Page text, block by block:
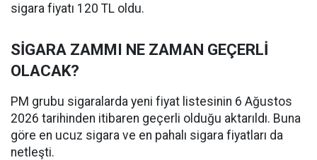
sigara fiyatı 120 TL oldu.
SİGARA ZAMMI NE ZAMAN GEÇERLİ
OLACAK?
PM grubu sigaralarda yeni fiyat listesinin 6 Ağustos
2026 tarihinden itibaren geçerli olduğu aktarıldı. Buna
göre en ucuz sigara ve en pahalı sigara fiyatları da
netleşti.